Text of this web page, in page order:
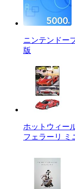
ニンテンドー
版
ホットウィー
フェラーリ